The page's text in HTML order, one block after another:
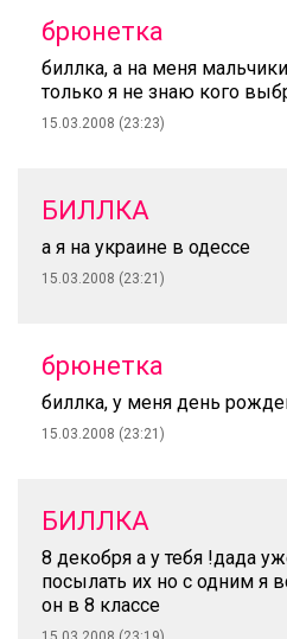
брюнетка
биллка, а на меня
только я не знаю кого
15.03.2008 (23:23)
БИЛЛКА
а я на украине в одессе
15.03.2008 (23:21)
брюнетка
биллка, у меня день
15.03.2008 (23:21)
БИЛЛКА
8 декобря а у тебя !дада
посылать их но с одним я
он в 8 классе